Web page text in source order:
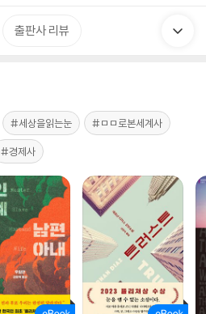
출판사 리뷰
#세상을읽는눈 #ㅁㅁ로본세계사
#경제사